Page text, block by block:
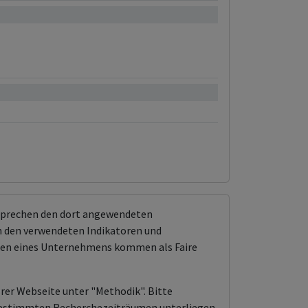
den dort angewendeten
verwendeten Indikatoren und
eines Unternehmens kommen als Faire
Webseite unter "Methodik". Bitte